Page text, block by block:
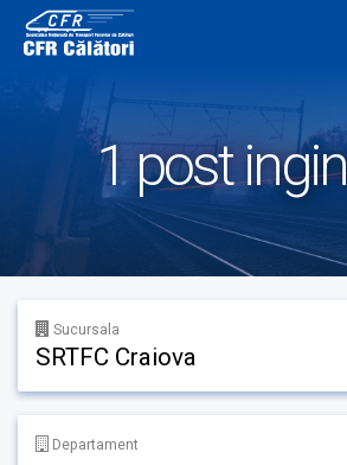
content
1 post
Sucursala
SRTFC Craiova
Departament